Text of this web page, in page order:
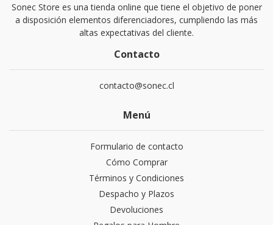
Sonec Store es una tienda online que tiene el objetivo de poner
a disposición elementos diferenciadores, cumpliendo las más
altas expectativas del cliente.
Contacto
contacto@sonec.cl
Menú
Formulario de contacto
Cómo Comprar
Términos y Condiciones
Despacho y Plazos
Devoluciones